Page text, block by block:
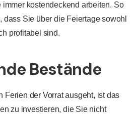
kostendeckend arbeiten. So
dass Sie über die Feiertage sowohl
profitabel sind.
Bestände
Ferien der Vorrat ausgeht, ist das
zu investieren, die Sie nicht